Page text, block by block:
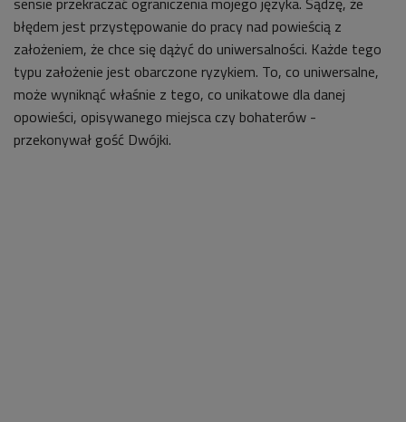
błędem jest przystępowanie do pracy nad powieścią z
założeniem, że chce się dążyć do uniwersalności. Każde tego
typu założenie jest obarczone ryzykiem. To, co uniwersalne,
może wyniknąć właśnie z tego, co unikatowe dla danej
opowieści, opisywanego miejsca czy bohaterów -
przekonywał gość Dwójki.